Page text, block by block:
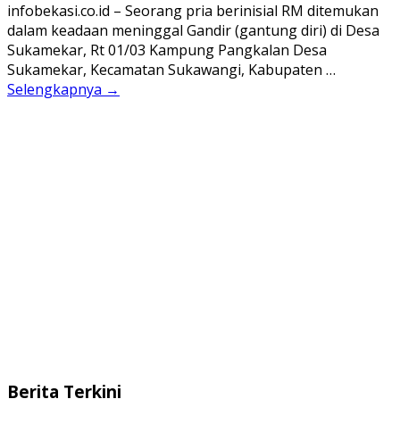
infobekasi.co.id – Seorang pria berinisial RM ditemukan
dalam keadaan meninggal Gandir (gantung diri) di Desa
Sukamekar, Rt 01/03 Kampung Pangkalan Desa
Sukamekar, Kecamatan Sukawangi, Kabupaten …
Selengkapnya →
Berita Terkini